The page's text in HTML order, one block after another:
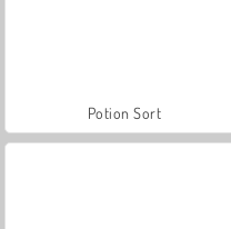
Potion Sort